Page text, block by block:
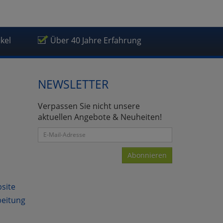
Über 40 Jahre Erfahrung
NEWSLETTER
Verpassen Sie nicht unsere
aktuellen Angebote & Neuheiten!
Abonnieren